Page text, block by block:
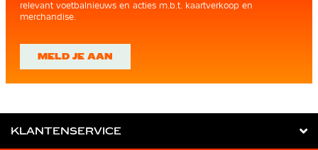
relevant voetbalnieuws en acties m.b.t. kaartverkoop en
merchandise.
MELD JE AAN
KLANTENSERVICE